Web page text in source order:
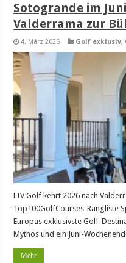
Sotogrande im
Valderrama zur
4. März 2026 Golf exklusiv,
LIV Golf kehrt 2026 nach
Top100GolfCourses-Rangliste
Europas exklusivste Golf-
Mythos und ein Juni-
Mehr